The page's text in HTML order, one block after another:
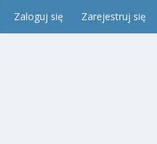
Zaloguj się Zarejestruj się